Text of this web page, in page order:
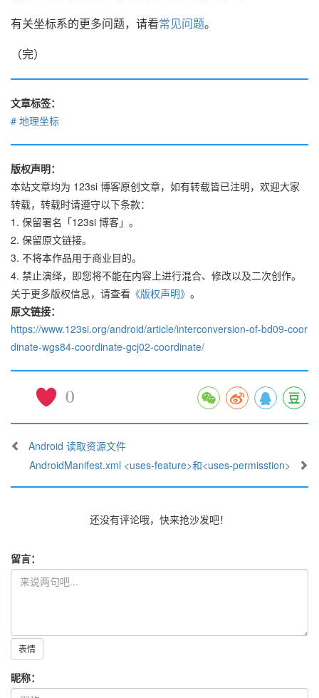
有关坐标系的更多问题，请看常见问题。
（完）
文章标签：
地理坐标
版权声明：
本站文章均为 123si 博客原创文章，如有转载皆已注明，欢迎大家
转载，转载时请遵守以下条款：
1. 保留署名「123si 博客」。
2. 保留原文链接。
3. 不将本作品用于商业目的。
4. 禁止演绎，即您将不能在内容上进行混合、修改以及二次创作。
关于更多版权信息，请查看 《版权声明》 。
原文链接：
https://www.123si.org/android/article/interconversion-of-bd09-coor
dinate-wgs84-coordinate-gcj02-coordinate/
0
Android 读取资源文件
AndroidManifest.xml <uses-feature>和<uses-permisstion>
还没有评论哦，快来抢沙发吧！
留言：
表情
昵称：